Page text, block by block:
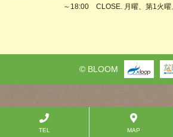
～18:00 CLOSE. 月曜、第1火曜
TEL MAP
© BLOOM